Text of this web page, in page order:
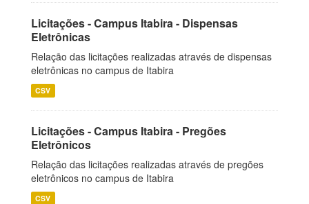
Licitações - Campus Itabira - Dispensas
Eletrônicas
Relação das licitações realizadas através de dispensas
eletrônicas no campus de Itabira
CSV
Licitações - Campus Itabira - Pregões
Eletrônicos
Relação das licitações realizadas através de pregões
eletrônicos no campus de Itabira
CSV